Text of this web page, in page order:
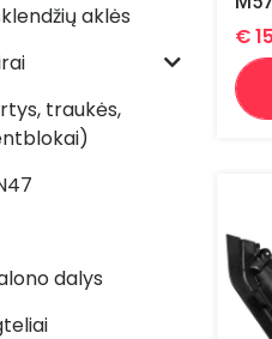
aklės
traukės,
dalys
€